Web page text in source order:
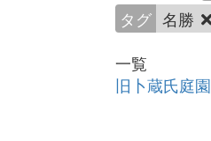
タグ 名勝
一覧
旧卜蔵氏庭園